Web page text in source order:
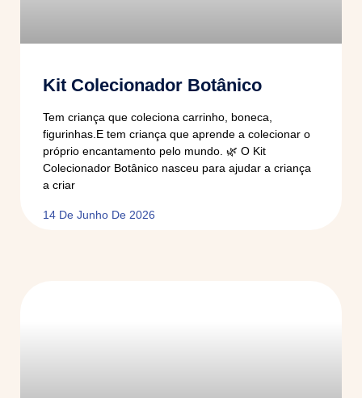
Kit Colecionador Botânico
Tem criança que coleciona carrinho, boneca,
figurinhas.E tem criança que aprende a colecionar o
próprio encantamento pelo mundo. 🌿 O Kit
Colecionador Botânico nasceu para ajudar a criança
a criar
14 De Junho De 2026